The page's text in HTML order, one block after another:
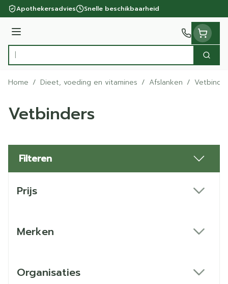
Ga naar de inhoud
Apothekersadvies Snelle beschikbaarheid
Menu
Product, merk, categorie...
Zoek
Home / Dieet, voeding en vitamines / Afslanken /
Vetbinders
Filteren
Prijs
Merken
Organisaties